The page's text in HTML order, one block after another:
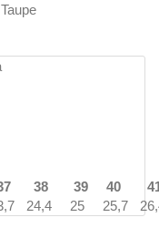
Taupe
38 39 40
24,4 25 25,7